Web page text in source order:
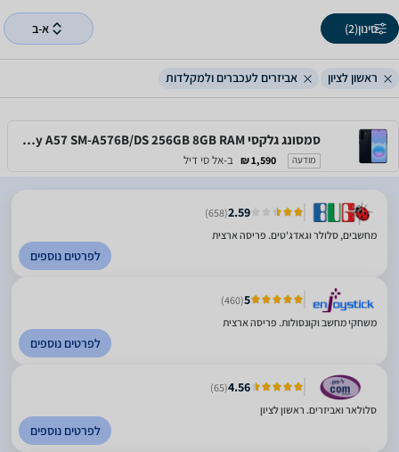
סינון(2) א-ב
ראשון לציון אביזרים לעכברים ולמקלדות
סמסונג גלקסי Samsung Galaxy A57 SM-A576B/DS 256GB 8GB RAM
מודעה 1,590 ₪ ב-אל סי דיל
2.59
(658)
מחשבים, סלולר וגאדג'טים. פריסה ארצית
לפרטים נוספים
5
(460)
משחקי מחשב וקונסולות. פריסה ארצית
לפרטים נוספים
4.56
(65)
סלולאר ואביזרים. ראשון לציון
לפרטים נוספים